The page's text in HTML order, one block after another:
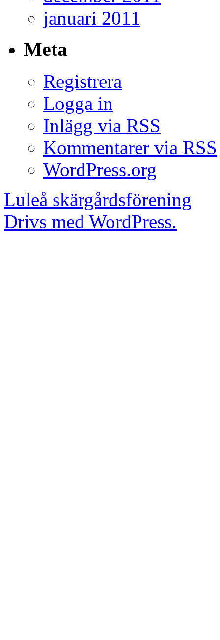
januari 2011
Meta
Registrera
Logga in
Inlägg via RSS
Kommentarer via RSS
WordPress.org
Luleå skärgårdsförening
Drivs med WordPress.